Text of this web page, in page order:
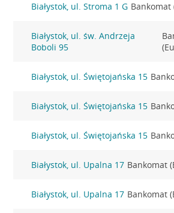
Białystok, ul. Stroma 1 G Bankomat
Białystok, ul. św. Andrzeja
Boboli 95
Białystok, ul. Świętojańska 15
Białystok, ul. Świętojańska 15
Białystok, ul. Świętojańska 15
Białystok, ul. Upalna 17 Bankomat
Białystok, ul. Upalna 17 Bankomat